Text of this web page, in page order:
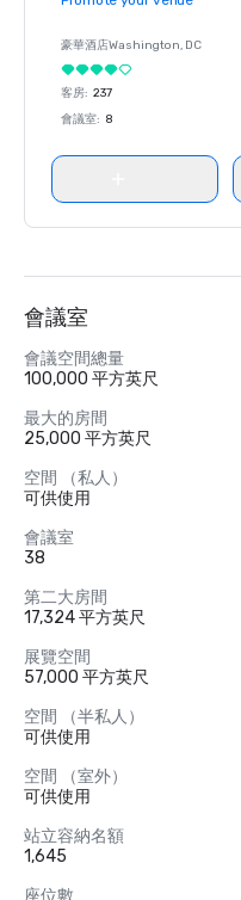
豪華酒店Washington, DC
客房: 237
會議室: 8
會議室
會議空間總量
100,000 平方英尺
最大的房間
25,000 平方英尺
空間 （私人）
可供使用
會議室
38
第二大房間
17,324 平方英尺
展覽空間
57,000 平方英尺
空間 （半私人）
可供使用
空間 （室外）
可供使用
站立容納名額
1,645
座位數